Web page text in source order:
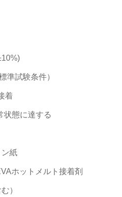
準試験条件）
着
状態に達する
紙
ホットメルト接着剤
）